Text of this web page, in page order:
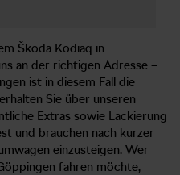
Škoda Kodiaq in
an der richtigen Adresse –
ist in diesem Fall die
Sie über unseren
Extras sowie Lackierung
und brauchen nach kurzer
einzusteigen. Wer
fahren möchte,